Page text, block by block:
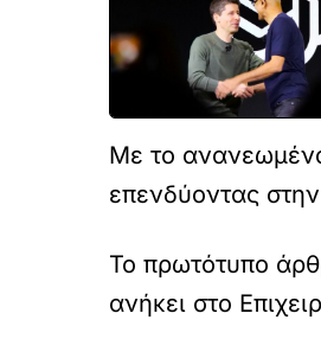
Με το
επενδύοντας
Το πρωτότυπο
ανήκει στο